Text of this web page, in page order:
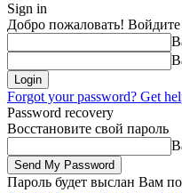
Sign in
Добро пожаловать!
Forgot your password? Get
Password recovery
Восстановите свой пароль
Пароль будет выслан Вам